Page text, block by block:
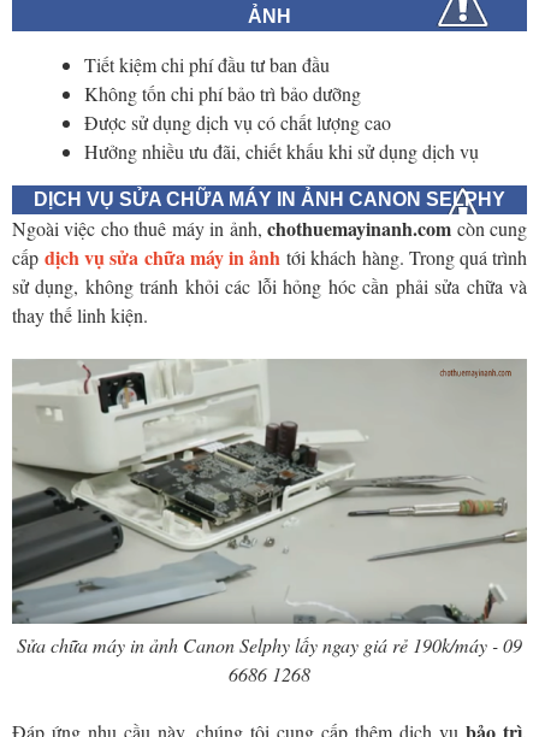
ẢNH
Tiết kiệm chi phí đầu tư ban đầu
Không tốn chi phí bảo trì bảo dưỡng
Được sử dụng dịch vụ có chất lượng cao
Hưởng nhiều ưu đãi, chiết khấu khi sử dụng dịch vụ
DỊCH VỤ SỬA CHỮA MÁY IN ẢNH CANON SELPHY
Ngoài việc cho thuê máy in ảnh,chothuemayinanh.com còn cung
cấpdịch vụ sửa chữa máy in ảnh tới khách hàng. Trong quá trình
sử dụng, không tránh khỏi các lỗi hỏng hóc cần phải sửa chữa và
thay thế linh kiện.
Sửa chữa máy in ảnh Canon Selphy lấy ngay giá rẻ 190k/máy - 09
6686 1268
Đáp ứng nhu cầu này, chúng tôi cung cấp thêm dịch vụ bảo trì,